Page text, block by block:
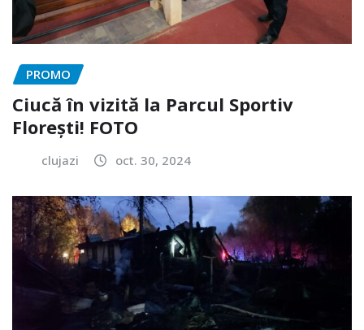
PROMO
Ciucă în vizită la Parcul Sportiv
Florești! FOTO
clujazi oct. 30, 2024